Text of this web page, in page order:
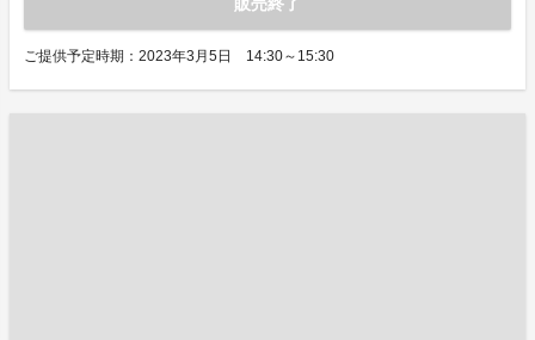
ご提供予定時期：2023年3月5日 14:30～15:30